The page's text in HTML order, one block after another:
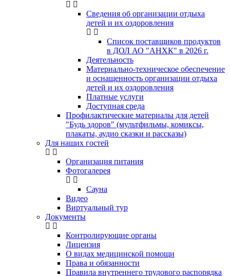
Сведения об организации отдыха
детей и их оздоровления
Список поставщиков продуктов
в ДОЛ АО "АНХК" в 2026 г.
Деятельность
Материально-техническое обеспечение
и оснащенность организации отдыха
детей и их оздоровления
Платные услуги
Доступная среда
Профилактические материалы для детей
"Будь здоров" (мультфильмы, комиксы,
плакаты, аудио сказки и рассказы)
Для наших гостей
Организация питания
Фотогалерея
Сауна
Видео
Виртуальный тур
Документы
Контролирующие органы
Лицензия
О видах медицинской помощи
Права и обязанности
Правила внутреннего трудового распорядка